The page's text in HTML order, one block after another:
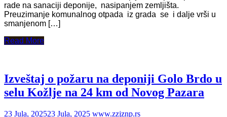
rade na sanaciji deponije, nasipanjem zemljišta.
Preuzimanje komunalnog otpada iz grada se i dalje vrši u
smanjenom […]
Read More
Izveštaj o požaru na deponiji Golo Brdo u
selu Kožlje na 24 km od Novog Pazara
23 Jula, 202523 Jula, 2025 www.zzjznp.rs